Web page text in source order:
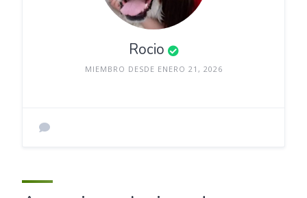
Rocio
MIEMBRO DESDE ENERO 21, 2026